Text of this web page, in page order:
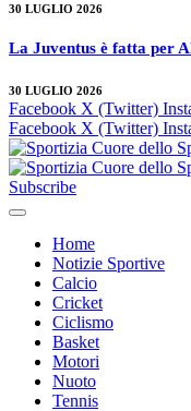
30 LUGLIO 2026
La Juventus è fatta per
30 LUGLIO 2026
Facebook X (Twitter)
Facebook X (Twitter)
Subscribe
Home
Notizie Sportive
Calcio
Cricket
Ciclismo
Basket
Motori
Nuoto
Tennis